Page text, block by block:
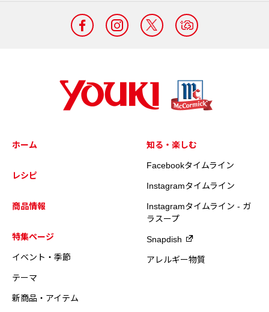
ホーム
レシピ
商品情報
特集ページ
イベント・季節
テーマ
新商品・アイテム
知る・楽しむ
Facebookタイムライン
Instagramタイムライン
Instagramタイムライン - ガ
ラスープ
Snapdish
アレルギー物質